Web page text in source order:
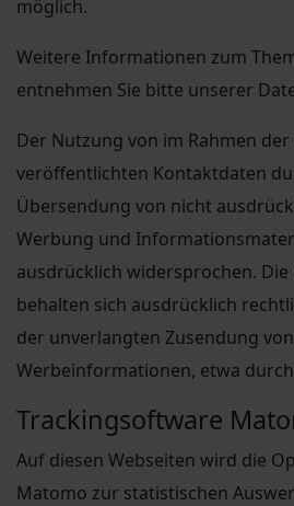
möglich.
Weitere Informationen zum
entnehmen Sie bitte unserer
Der Nutzung von im Rahmen
veröffentlichten Kontaktdaten
Übersendung von nicht
Werbung und
ausdrücklich widersprochen.
behalten sich ausdrücklich
der unverlangten Zusendung von
Werbeinformationen, etwa durch
Trackingsoftware
Auf diesen Webseiten wird die
Matomo zur statistischen